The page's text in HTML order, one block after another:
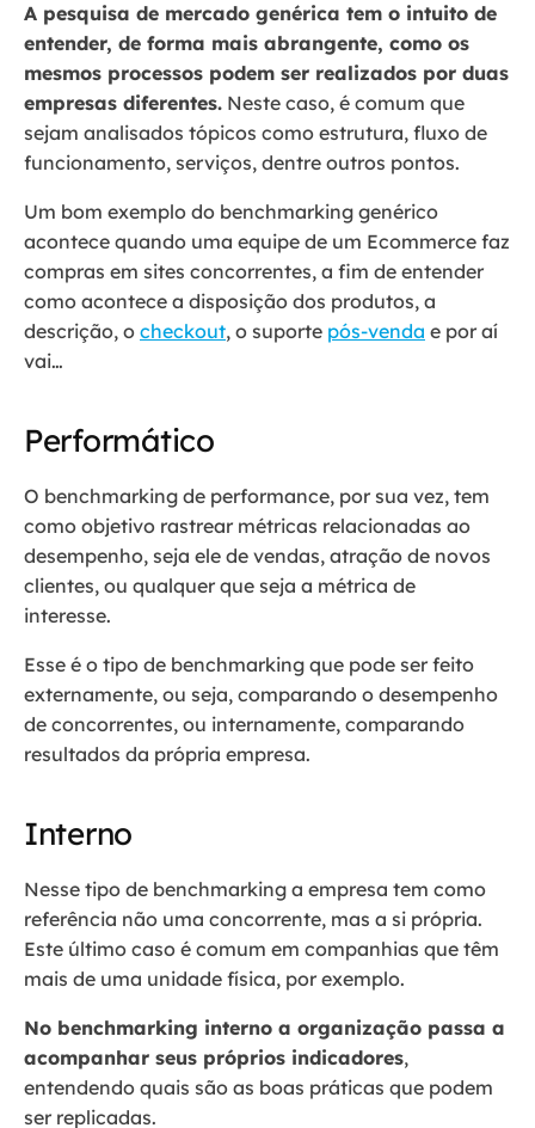
A pesquisa de mercado genérica tem o intuito de
entender, de forma mais abrangente, como os
mesmos processos podem ser realizados por duas
empresas diferentes. Neste caso, é comum que
sejam analisados tópicos como estrutura, fluxo de
funcionamento, serviços, dentre outros pontos.
Um bom exemplo do benchmarking genérico
acontece quando uma equipe de um Ecommerce faz
compras em sites concorrentes, a fim de entender
como acontece a disposição dos produtos, a
descrição, o checkout, o suporte pós-venda e por aí
vai…
Performático
O benchmarking de performance, por sua vez, tem
como objetivo rastrear métricas relacionadas ao
desempenho, seja ele de vendas, atração de novos
clientes, ou qualquer que seja a métrica de
interesse.
Esse é o tipo de benchmarking que pode ser feito
externamente, ou seja, comparando o desempenho
de concorrentes, ou internamente, comparando
resultados da própria empresa.
Interno
Nesse tipo de benchmarking a empresa tem como
referência não uma concorrente, mas a si própria.
Este último caso é comum em companhias que têm
mais de uma unidade física, por exemplo.
No benchmarking interno a organização passa a
acompanhar seus próprios indicadores,
entendendo quais são as boas práticas que podem
ser replicadas.